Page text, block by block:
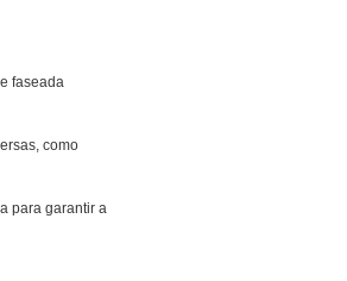
faseada
como
para garantir a